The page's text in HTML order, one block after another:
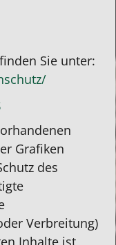
Sie unter:
Grafiken
des
Verbreitung)